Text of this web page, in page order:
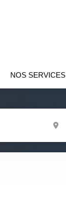
NOS SERVICES